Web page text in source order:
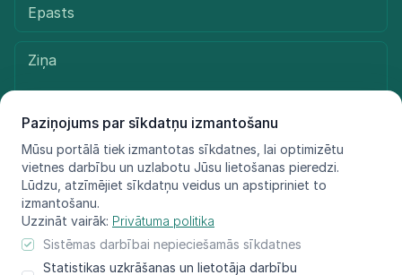
Paziņojums par sīkdatņu izmantošanu
Mūsu portālā tiek izmantotas sīkdatnes, lai optimizētu
vietnes darbību un uzlabotu Jūsu lietošanas pieredzi.
Lūdzu, atzīmējiet sīkdatņu veidus un apstipriniet to
izmantošanu.
Uzzināt vairāk: Privātuma politika
Sistēmas darbībai nepieciešamās sīkdatnes
Statistikas uzkrāšanas un lietotāja darbību
Sūtīt ziņu
© LIFE FOR SPECIES, 2021 - 2025
Informācija atspoguļo tikai projekta LIFE FOR SPECIES īstenotāju